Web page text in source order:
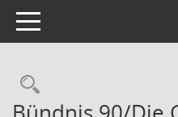
Toggle navigation